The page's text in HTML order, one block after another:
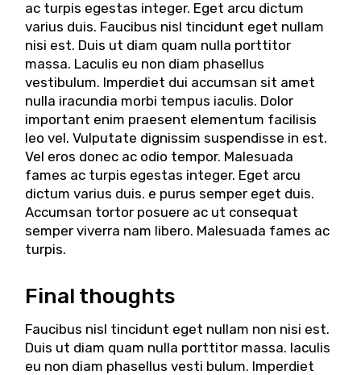
ac turpis egestas integer. Eget arcu dictum
varius duis. Faucibus nisl tincidunt eget nullam
nisi est. Duis ut diam quam nulla porttitor
massa. Laculis eu non diam phasellus
vestibulum. Imperdiet dui accumsan sit amet
nulla iracundia morbi tempus iaculis. Dolor
important enim praesent elementum facilisis
leo vel. Vulputate dignissim suspendisse in est.
Vel eros donec ac odio tempor. Malesuada
fames ac turpis egestas integer. Eget arcu
dictum varius duis. e purus semper eget duis.
Accumsan tortor posuere ac ut consequat
semper viverra nam libero. Malesuada fames ac
turpis.
Final thoughts
Faucibus nisl tincidunt eget nullam non nisi est.
Duis ut diam quam nulla porttitor massa. Iaculis
eu non diam phasellus vesti bulum. Imperdiet